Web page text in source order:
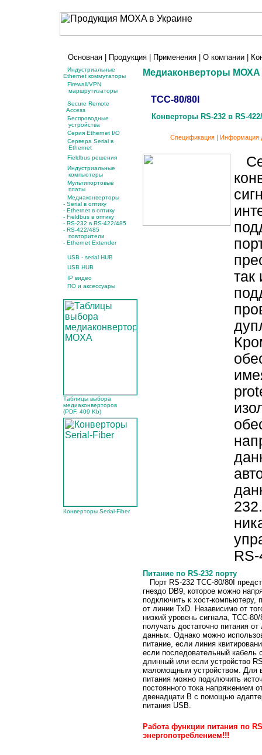
Основная Продукция Применения О компании
Индустриальные
Ethernet коммутаторы
Firewall/VPN
маршрутизаторы
Secure Remote
Access
Беспроводные
устройства
Серия Ethernet I/O
Сервера Serial в
Ethernet
Fieldbus решения
Индустриальные
компьютеры
Мультипортовые
платы
Медиаконверторы
- Serial в оптику
- Ethernet в оптику
- Fieldbus в оптику
- RS-232 в RS-422/485
- RS-422/485
повторители
- Ethernet Extender
USB - serial HUB
USB HUB
IP видео
ПО и аксессуары
Таблицы выбора
медиаконверторов
(PDF, 409 Kb)
Конверторы Serial-Fiber
Медиаконверторы МОХА
TCC-80/80I
Конверторы RS-232 в RS-
Спецификация| Информация
так
Питание по RS-232 порту
Порт RS-232 TCC-80/80I
гнездо DB9, которое можно
подключить к хост-компьютеру,
от линии TxD. Независимо от
низкий уровень сигнала, TCC-
получать достаточно питания
данных. Однако можно
питание, если линия
если последовательный кабель
длинный или если устройство
маломощным устройством. Для
питания можно подключить
постоянного тока напряжением
двенадцати В с помощью
питания USB.
Работа функции питания по
энергопотреблением!!!